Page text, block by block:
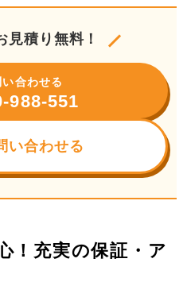
見積り無料！
合わせる
988-551
い合わせる
！充実の保証・ア